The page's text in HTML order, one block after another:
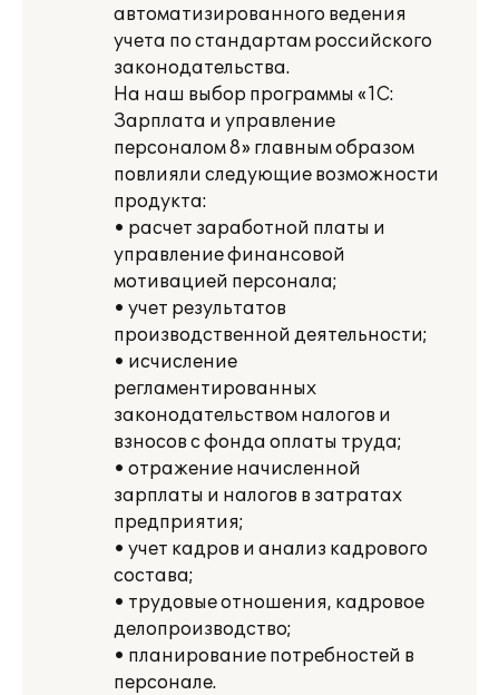
автоматизированного ведения
учета по стандартам российского
законодательства.
На наш выбор программы «1С:
Зарплата и управление
персоналом 8» главным образом
повлияли следующие возможности
продукта:
• расчет заработной платы и
управление финансовой
мотивацией персонала;
• учет результатов
производственной деятельности;
• исчисление
регламентированных
законодательством налогов и
взносов с фонда оплаты труда;
• отражение начисленной
зарплаты и налогов в затратах
предприятия;
• учет кадров и анализ кадрового
состава;
• трудовые отношения, кадровое
делопроизводство;
• планирование потребностей в
персонале.